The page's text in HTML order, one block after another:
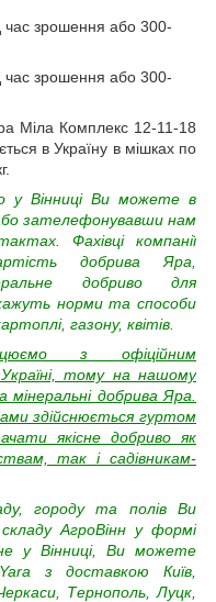
час зрошення або 300-
час зрошення або 300-
Міла Комплекс 12-11-18
в Україну в мішках по
у Вінниці Ви можете в
зателефонувавши нам
Фахівці компанії
добрива Яра,
добриво для
норми та способи
газону, квітів.
з офіційним
тому на нашому
мінеральні добрива Яра.
здійснюється гуртом
якісне добриво як
так і садівникам-
городу та полів Ви
АгроВінн у формі
у Вінниці, Ви можете
Yara з доставкою Київ,
Тернополь, Луцк,